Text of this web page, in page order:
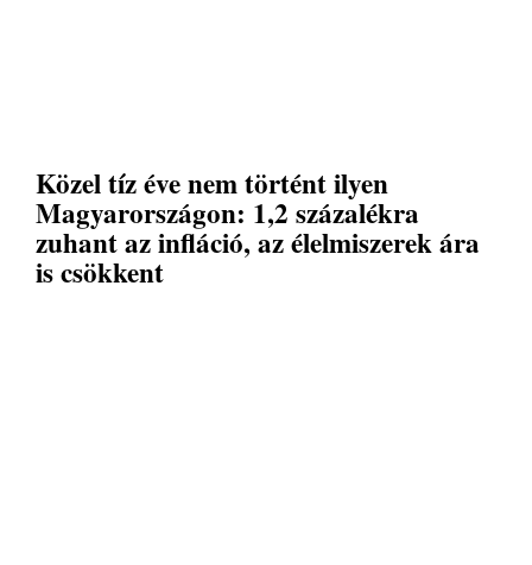
Közel tíz éve nem történt ilyen
Magyarországon: 1,2 százalékra
zuhant az infláció, az élelmiszerek ára
is csökkent